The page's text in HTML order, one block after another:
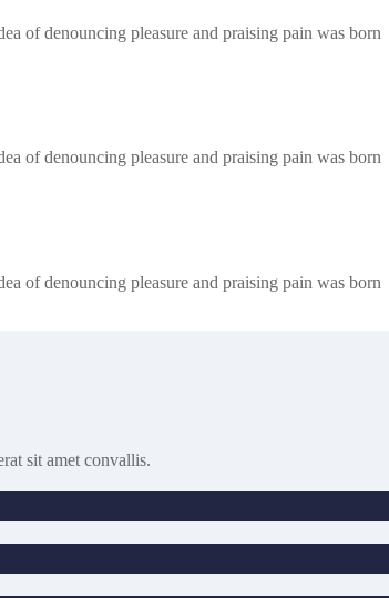
of denouncing pleasure and praising pain was born
of denouncing pleasure and praising pain was born
of denouncing pleasure and praising pain was born
sit amet convallis.